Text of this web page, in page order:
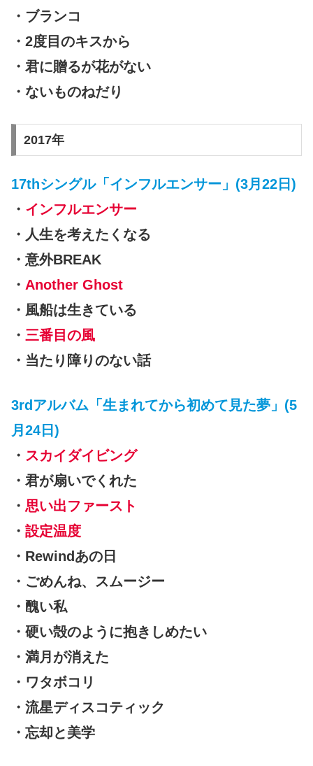
・ブランコ
・2度目のキスから
・君に贈るが花がない
・ないものねだり
2017年
17thシングル「インフルエンサー」(3月22日)
・ インフルエンサー
・人生を考えたくなる
・意外BREAK
・ Another Ghost
・風船は生きている
・ 三番目の風
・当たり障りのない話
3rdアルバム「生まれてから初めて見た夢」(5
月24日)
・ スカイダイビング
・君が扇いでくれた
・ 思い出ファースト
・ 設定温度
・Rewindあの日
・ごめんね、スムージー
・醜い私
・硬い殻のように抱きしめたい
・満月が消えた
・ワタボコリ
・流星ディスコティック
・忘却と美学